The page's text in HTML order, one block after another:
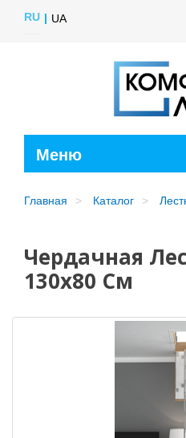
RU UA
Главная Каталог
Чердачная
130x80 См